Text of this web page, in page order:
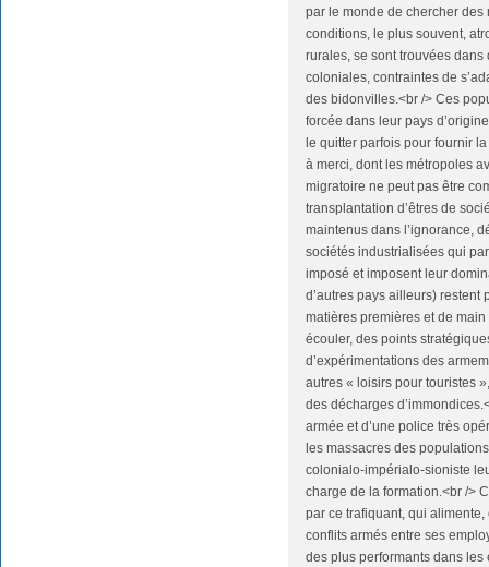
par le monde de chercher
conditions, le plus souvent,
rurales, se sont trouvées
coloniales, contraintes de
des bidonvilles.<br /> Ces
forcée dans leur pays
le quitter parfois pour fournir
à merci, dont les métropoles
migratoire ne peut pas être
transplantation d’êtres de
maintenus dans l’ignorance,
sociétés industrialisées qui
imposé et imposent leur
d’autres pays ailleurs)
matières premières et de
écouler, des points
d’expérimentations des
autres « loisirs pour touristes
des décharges
armée et d’une police très
les massacres des
colonialo-impérialo-sioniste
charge de la formation.<br />
par ce trafiquant, qui
conflits armés entre ses
des plus performants dans les